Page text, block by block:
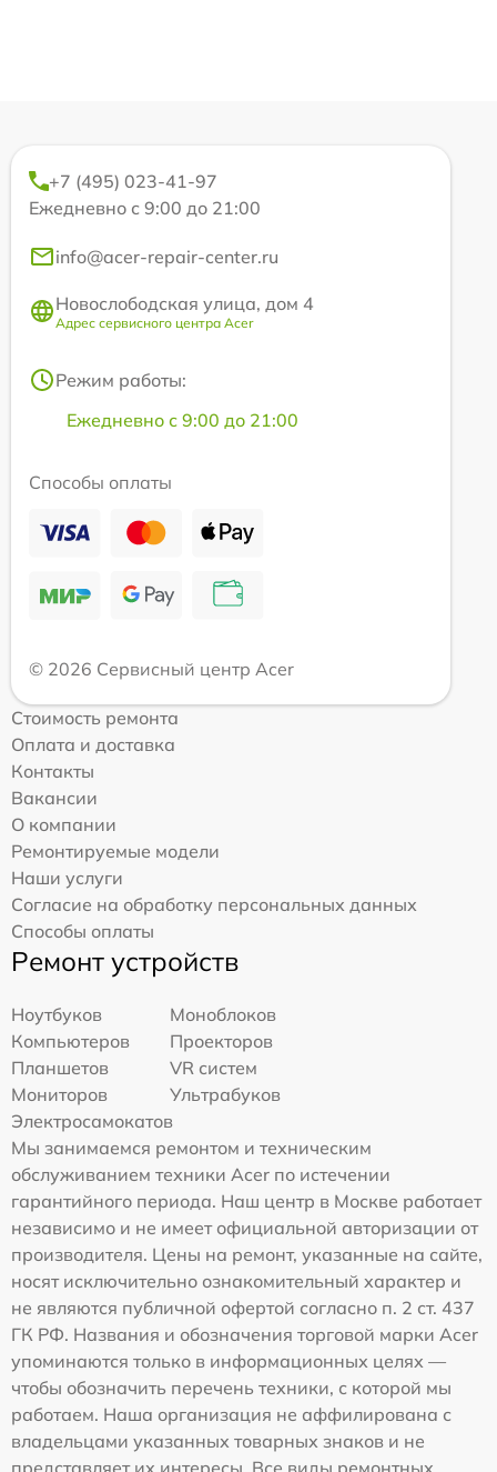
+7 (495) 023-41-97
Ежедневно с 9:00 до 21:00
info@acer-repair-center.ru
Новослободская улица, дом 4
Адрес сервисного центра Acer
Режим работы:
Ежедневно с 9:00 до 21:00
Способы оплаты
© 2026 Сервисный центр Acer
Стоимость ремонта
Оплата и доставка
Контакты
Вакансии
О компании
Ремонтируемые модели
Наши услуги
Согласие на обработку персональных данных
Способы оплаты
Ремонт устройств
Ноутбуков
Моноблоков
Компьютеров
Проекторов
Планшетов
VR систем
Мониторов
Ультрабуков
Электросамокатов
Мы занимаемся ремонтом и техническим
обслуживанием техники Acer по истечении
гарантийного периода. Наш центр в Москве работает
независимо и не имеет официальной авторизации от
производителя. Цены на ремонт, указанные на сайте,
носят исключительно ознакомительный характер и
не являются публичной офертой согласно п. 2 ст. 437
ГК РФ. Названия и обозначения торговой марки Acer
упоминаются только в информационных целях —
чтобы обозначить перечень техники, с которой мы
работаем. Наша организация не аффилирована с
владельцами указанных товарных знаков и не
представляет их интересы. Все виды ремонтных